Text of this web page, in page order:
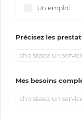
Un emploi
Précisez les
choisissez un
Mes besoins
choisissez un